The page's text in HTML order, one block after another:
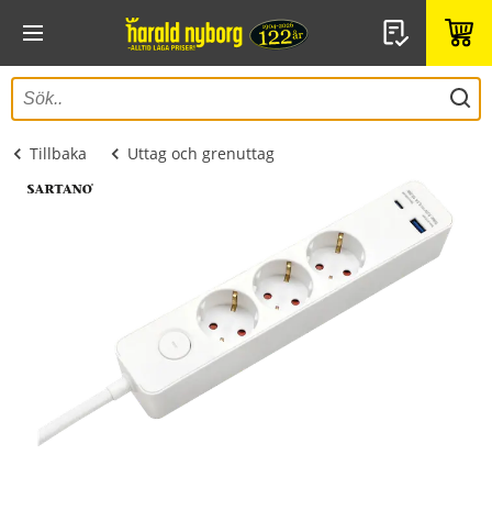
Tillbaka Uttag och grenuttag